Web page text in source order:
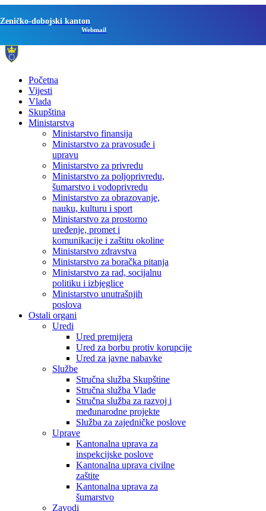
Zeničko-dobojski kanton
Webmail
Početna
Vijesti
Vlada
Skupština
Ministarstva
Ministarstvo finansija
Ministarstvo za pravosuđe i
upravu
Ministarstvo za privredu
Ministarstvo za poljoprivredu,
šumarstvo i vodoprivredu
Ministarstvo za obrazovanje,
nauku, kulturu i sport
Ministarstvo za prostorno
uređenje, promet i
komunikacije i zaštitu okoline
Ministarstvo zdravstva
Ministarstvo za boračka pitanja
Ministarstvo za rad, socijalnu
politiku i izbjeglice
Ministarstvo unutrašnjih
poslova
Ostali organi
Uredi
Ured premijera
Ured za borbu protiv korupcije
Ured za javne nabavke
Službe
Stručna služba Skupštine
Stručna služba Vlade
Stručna služba za razvoj i
međunarodne projekte
Služba za zajedničke poslove
Uprave
Kantonalna uprava za
inspekcijske poslove
Kantonalna uprava civilne
zaštite
Kantonalna uprava za
šumarstvo
Zavodi